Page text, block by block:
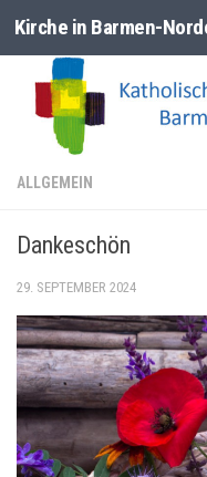
Zum Inhalt springen
Kirche in Barmen-
ALLGEMEIN
Dankeschön
29. SEPTEMBER 2024